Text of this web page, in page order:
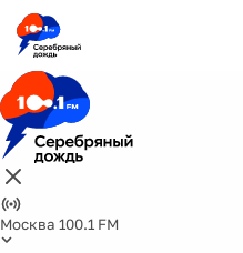
Москва 100.1 FM